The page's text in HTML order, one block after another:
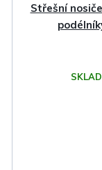
Střešní